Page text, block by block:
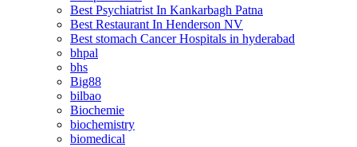
Best Psychiatrist In Kankarbagh Patna
Best Restaurant In Henderson NV
Best stomach Cancer Hospitals in hyderabad
bhpal
bhs
Big88
bilbao
Biochemie
biochemistry
biomedical